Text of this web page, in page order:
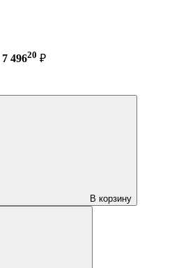
7 49620 ₽
В корзину